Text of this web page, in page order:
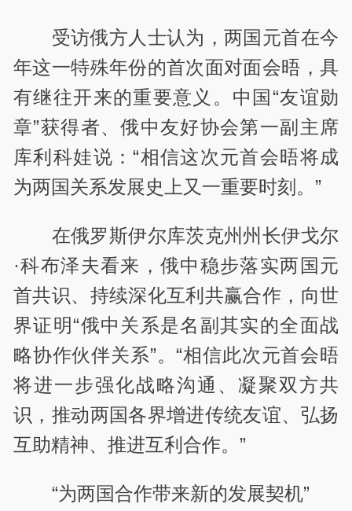
受访俄方人士认为，两国元首在今
年这一特殊年份的首次面对面会晤，具
有继往开来的重要意义。中国“友谊勋
章”获得者、俄中友好协会第一副主席
库利科娃说：“相信这次元首会晤将成
为两国关系发展史上又一重要时刻。”
在俄罗斯伊尔库茨克州州长伊戈尔
·科布泽夫看来，俄中稳步落实两国元
首共识、持续深化互利共赢合作，向世
界证明“俄中关系是名副其实的全面战
略协作伙伴关系”。“相信此次元首会晤
将进一步强化战略沟通、凝聚双方共
识，推动两国各界增进传统友谊、弘扬
互助精神、推进互利合作。”
“为两国合作带来新的发展契机”